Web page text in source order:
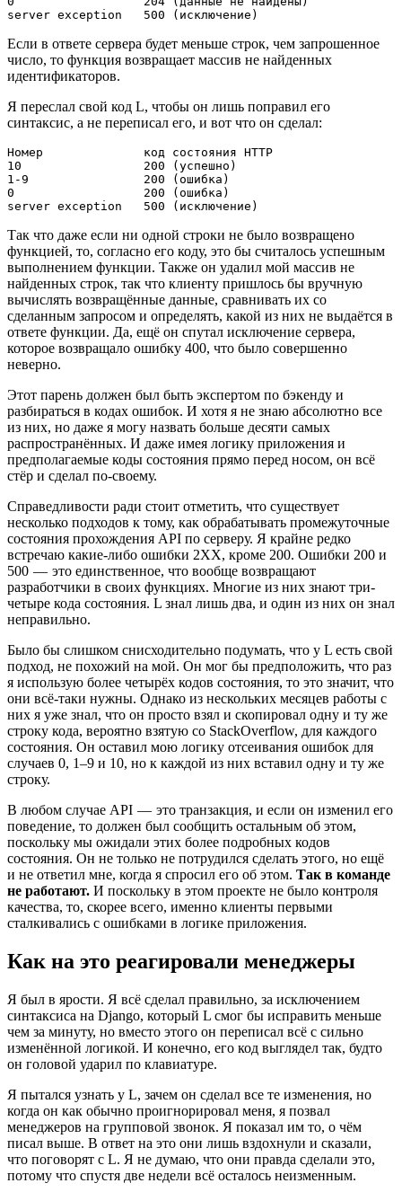
server exception   500 (исключение)
Если в ответе сервера будет меньше строк, чем запрошенное
число, то функция возвращает массив не найденных
идентификаторов.
Я переслал свой код L, чтобы он лишь поправил его
синтаксис, а не переписал его, и вот что он сделал:
Номер              код состояния HTTP
10                 200 (успешно)
1-9                200 (ошибка)
0                  200 (ошибка)
server exception   500 (исключение)
Так что даже если ни одной строки не было возвращено
функцией, то, согласно его коду, это бы считалось успешным
выполнением функции. Также он удалил мой массив не
найденных строк, так что клиенту пришлось бы вручную
вычислять возвращённые данные, сравнивать их со
сделанным запросом и определять, какой из них не выдаётся в
ответе функции. Да, ещё он спутал исключение сервера,
которое возвращало ошибку 400, что было совершенно
неверно.
Этот парень должен был быть экспертом по бэкенду и
разбираться в кодах ошибок. И хотя я не знаю абсолютно все
из них, но даже я могу назвать больше десяти самых
распространённых. И даже имея логику приложения и
предполагаемые коды состояния прямо перед носом, он всё
стёр и сделал по-своему.
Справедливости ради стоит отметить, что существует
несколько подходов к тому, как обрабатывать промежуточные
состояния прохождения API по серверу. Я крайне редко
встречаю какие-либо ошибки 2ХХ, кроме 200. Ошибки 200 и
500 — это единственное, что вообще возвращают
разработчики в своих функциях. Многие из них знают три-
четыре кода состояния. L знал лишь два, и один из них он знал
неправильно.
Было бы слишком снисходительно подумать, что у L есть свой
подход, не похожий на мой. Он мог бы предположить, что раз
я использую более четырёх кодов состояния, то это значит, что
они всё-таки нужны. Однако из нескольких месяцев работы с
них я уже знал, что он просто взял и скопировал одну и ту же
строку кода, вероятно взятую со StackOverflow, для каждого
состояния. Он оставил мою логику отсеивания ошибок для
случаев 0, 1–9 и 10, но к каждой из них вставил одну и ту же
строку.
В любом случае API — это транзакция, и если он изменил его
поведение, то должен был сообщить остальным об этом,
поскольку мы ожидали этих более подробных кодов
состояния. Он не только не потрудился сделать этого, но ещё
и не ответил мне, когда я спросил его об этом. Так в команде
не работают. И поскольку в этом проекте не было контроля
качества, то, скорее всего, именно клиенты первыми
сталкивались с ошибками в логике приложения.
Как на это реагировали менеджеры
Я был в ярости. Я всё сделал правильно, за исключением
синтаксиса на Django, который L смог бы исправить меньше
чем за минуту, но вместо этого он переписал всё с сильно
изменённой логикой. И конечно, его код выглядел так, будто
он головой ударил по клавиатуре.
Я пытался узнать у L, зачем он сделал все те изменения, но
когда он как обычно проигнорировал меня, я позвал
менеджеров на групповой звонок. Я показал им то, о чём
писал выше. В ответ на это они лишь вздохнули и сказали,
что поговорят с L. Я не думаю, что они правда сделали это,
потому что спустя две недели всё осталось неизменным.